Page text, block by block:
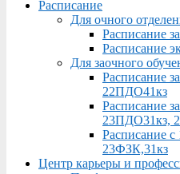
Расписание
Для очного
Расписание
Расписание
Для заочного
Расписание
22ПДО41кз
Расписание
23ПДО31кз,
Расписание
23ФЗК,31кз
Центр карьеры и